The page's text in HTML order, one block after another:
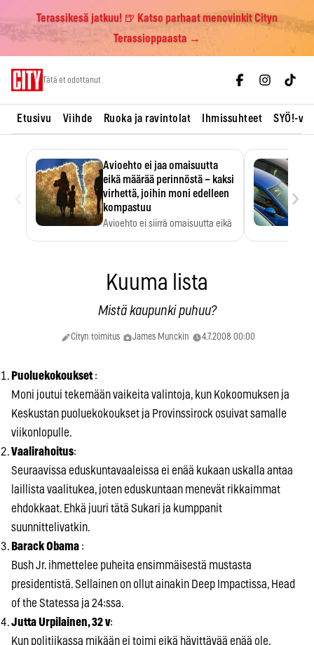
Terassikesä jatkuu! 🍺 Katso parhaat menovinkit Cityn
Terassioppaasta →
Tätä et odottanut
Etusivu Viihde Ruoka ja ravintolat Ihmissuhteet SYÖ!-
Avioehto ei jaa omaisuutta
eikä määrää perinnöstä – kaksi
virhettä, joihin moni edelleen
kompastuu
Avioehto ei siirrä omaisuutta eikä
›
Kuuma lista
Mistä kaupunki puhuu?
Cityn toimitus James Munckin 4.7.2008 00:00
Puoluekokoukset :
Moni joutui tekemään vaikeita valintoja, kun Kokoomuksen ja
Keskustan puoluekokoukset ja Provinssirock osuivat samalle
viikonlopulle.
Vaalirahoitus:
Seuraavissa eduskuntavaaleissa ei enää kukaan uskalla antaa
laillista vaalitukea, joten eduskuntaan menevät rikkaimmat
ehdokkaat. Ehkä juuri tätä Sukari ja kumppanit
suunnittelivatkin.
Barack Obama :
Bush Jr. ihmettelee puheita ensimmäisestä mustasta
presidentistä. Sellainen on ollut ainakin Deep Impactissa, Head
of the Statessa ja 24:ssa.
Jutta Urpilainen, 32 v:
Kun politiikassa mikään ei toimi eikä hävittävää enää ole,